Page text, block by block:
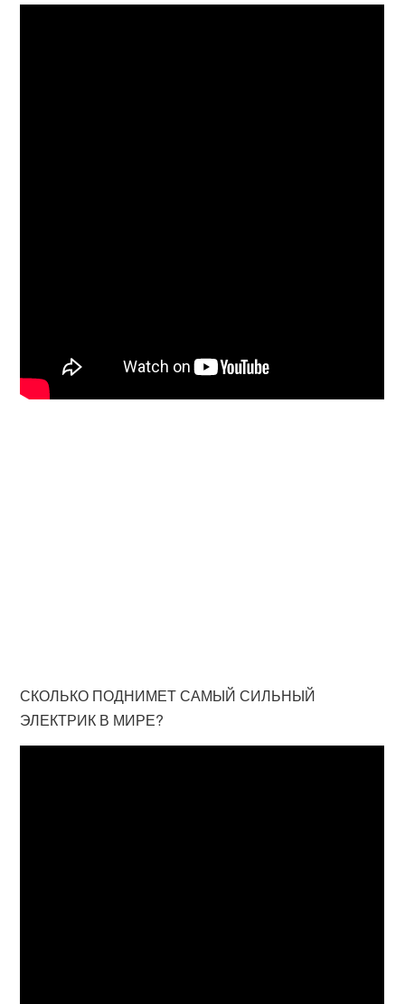
СКОЛЬКО ПОДНИМЕТ САМЫЙ СИЛЬНЫЙ
ЭЛЕКТРИК В МИРЕ?